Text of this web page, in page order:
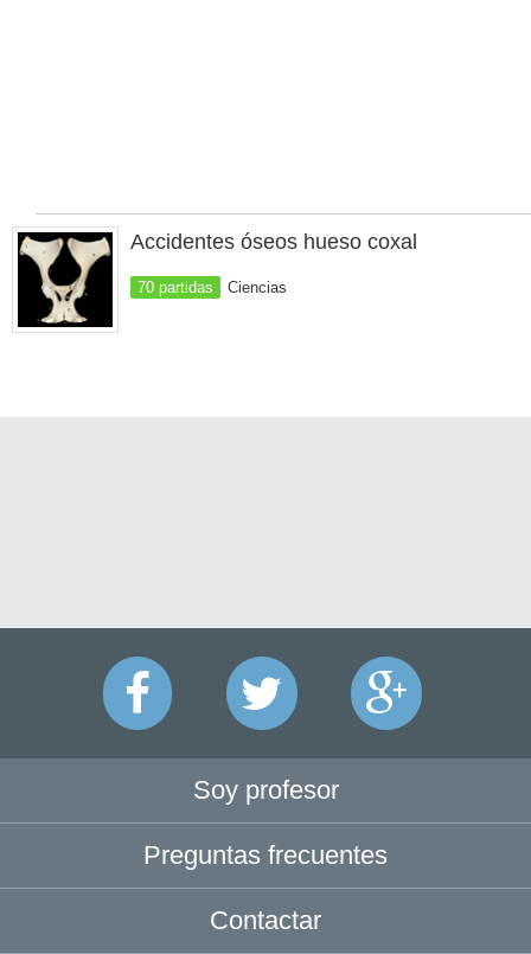
Accidentes óseos hueso coxal
70 partidas Ciencias
Soy profesor
Preguntas frecuentes
Contactar